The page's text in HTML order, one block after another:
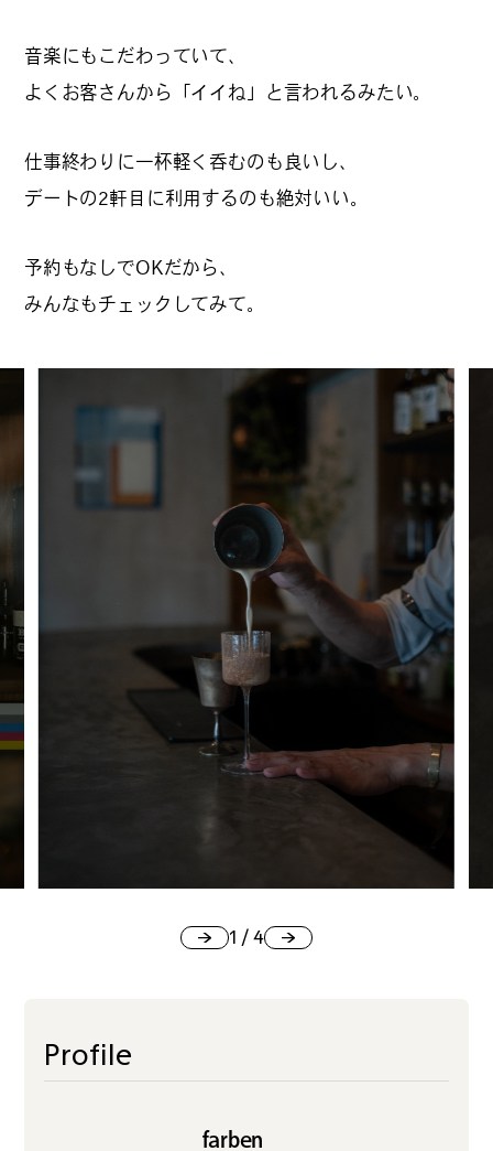
やりとりできる場所。おすすめのお店や特集してほし
い内容など何でも話そう。
音楽にもこだわっていて、
よくお客さんから「イイね」と言われるみたい。
仕事終わりに一杯軽く呑むのも良いし、
デートの2軒目に利用するのも絶対いい。
予約もなしでOKだから、
みんなもチェックしてみて。
1 / 4
Profile
farben